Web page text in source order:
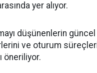
yer alıyor.
düşünenlerin güncel
ve oturum
öneriliyor.